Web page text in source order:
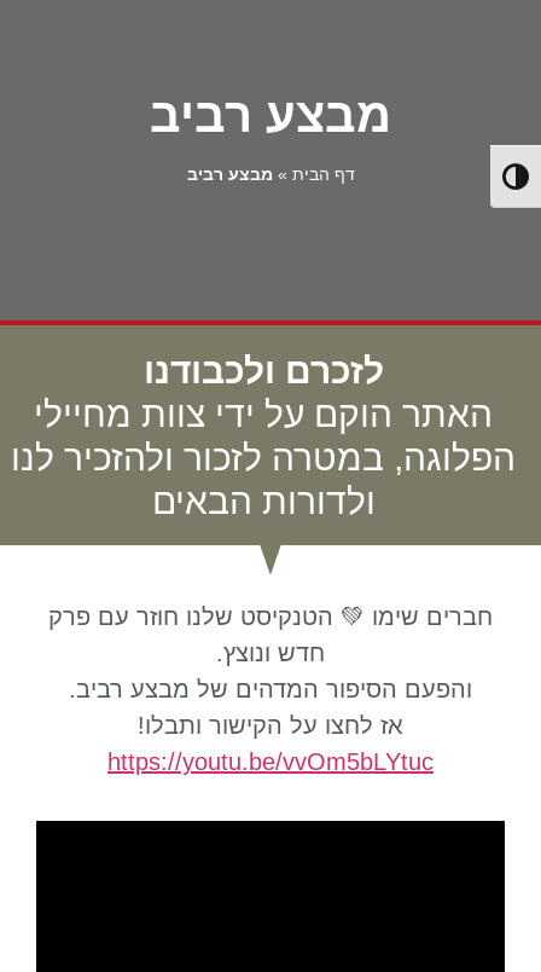
Toggle High Contrast
מבצע רביב
דף הבית » מבצע רביב
לזכרם ולכבודנו
האתר הוקם על ידי צוות מחיילי
הפלוגה, במטרה לזכור ולהזכיר לנו
ולדורות הבאים
חברים שימו 💚 הטנקיסט שלנו חוזר עם פרק
חדש ונוצץ.
והפעם הסיפור המדהים של מבצע רביב.
אז לחצו על הקישור ותבלו!
https://youtu.be/vvOm5bLYtuc